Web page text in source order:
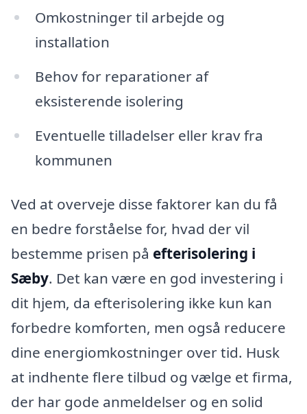
Omkostninger til arbejde og
installation
Behov for reparationer af
eksisterende isolering
Eventuelle tilladelser eller krav fra
kommunen
Ved at overveje disse faktorer kan du få
en bedre forståelse for, hvad der vil
bestemme prisen på efterisolering i
Sæby. Det kan være en god investering i
dit hjem, da efterisolering ikke kun kan
forbedre komforten, men også reducere
dine energiomkostninger over tid. Husk
at indhente flere tilbud og vælge et firma,
der har gode anmeldelser og en solid